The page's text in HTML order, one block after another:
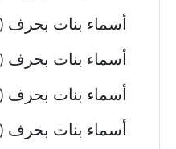
أسماء بنات بحرف
أسماء بنات بحرف
أسماء بنات
أسماء بنات